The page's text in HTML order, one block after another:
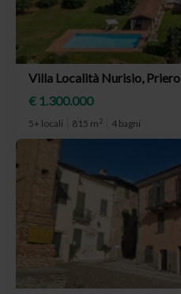
Villa Località Nurisio, Priero
€ 1.300.000
5+ locali 815 m2 4 bagni